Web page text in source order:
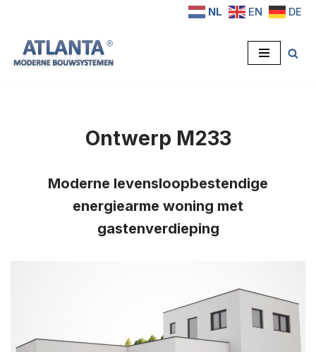
naar
NL EN DE
Ontwerp M233
Moderne levensloopbestendige
energiearme woning met
gastenverdieping